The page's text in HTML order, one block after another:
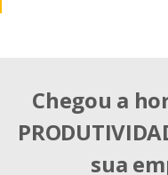
Chegou a
sua